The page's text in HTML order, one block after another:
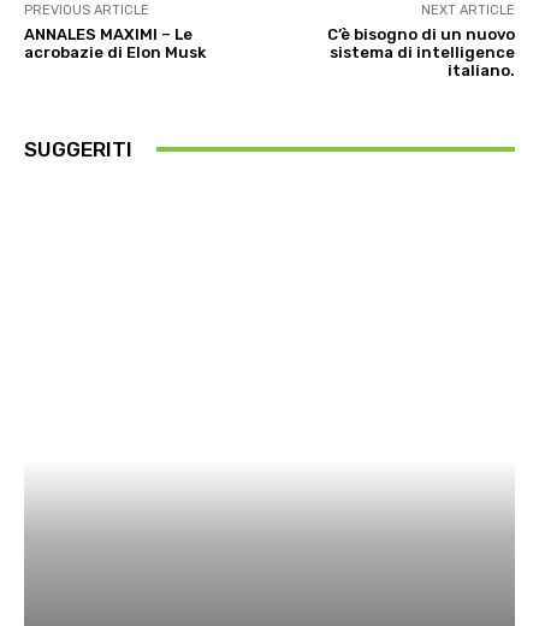
PREVIOUS ARTICLE
ANNALES MAXIMI – Le
acrobazie di Elon Musk
NEXT ARTICLE
C’è bisogno di un nuovo
sistema di intelligence
italiano.
SUGGERITI